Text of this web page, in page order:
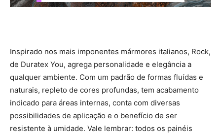
Inspirado nos mais imponentes mármores italianos, Rock,
de Duratex You, agrega personalidade e elegância a
qualquer ambiente. Com um padrão de formas fluídas e
naturais, repleto de cores profundas, tem acabamento
indicado para áreas internas, conta com diversas
possibilidades de aplicação e o benefício de ser
resistente à umidade. Vale lembrar: todos os painéis